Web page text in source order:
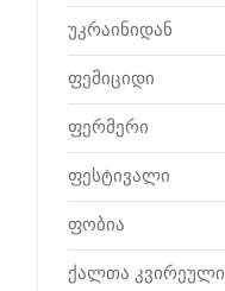
უკრაინიდან
ფემიციდი
ფერმერი
ფესტივალი
ფობია
ქალთა კვირეული